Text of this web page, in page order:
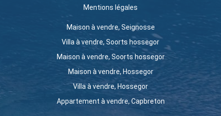
Mentions légales
Maison à vendre, Seignosse
Villa à vendre, Soorts hossegor
Maison à vendre, Soorts hossegor
Maison à vendre, Hossegor
Villa à vendre, Hossegor
Appartement à vendre, Capbreton